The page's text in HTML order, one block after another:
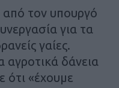
από τον υπουργό
για τα
γαίες.
αγροτικά δάνεια
ότι «έχουμε